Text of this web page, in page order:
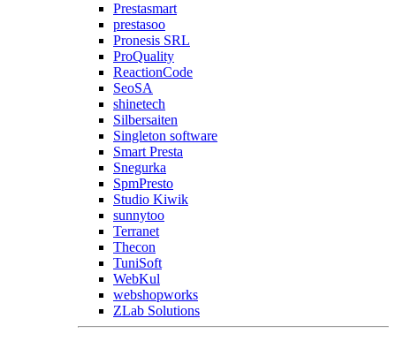
Prestasmart
prestasoo
Pronesis SRL
ProQuality
ReactionCode
SeoSA
shinetech
Silbersaiten
Singleton software
Smart Presta
Snegurka
SpmPresto
Studio Kiwik
sunnytoo
Terranet
Thecon
TuniSoft
WebKul
webshopworks
ZLab Solutions